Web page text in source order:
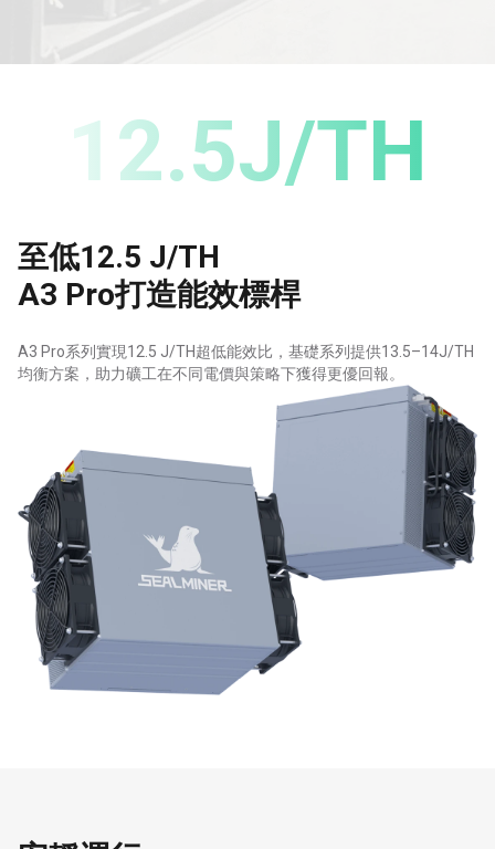
12.5J/TH
至低12.5 J/TH
A3 Pro打造能效標桿
A3 Pro系列實現12.5 J/TH超低能效比，基礎系列提供13.5–14J/TH
均衡方案，助力礦工在不同電價與策略下獲得更優回報。